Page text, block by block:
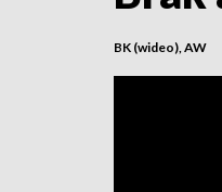
BK (wideo), AW